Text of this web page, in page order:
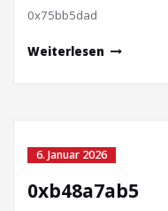
0x75bb5dad
Weiterlesen
6. Januar 2026
0xb48a7ab5